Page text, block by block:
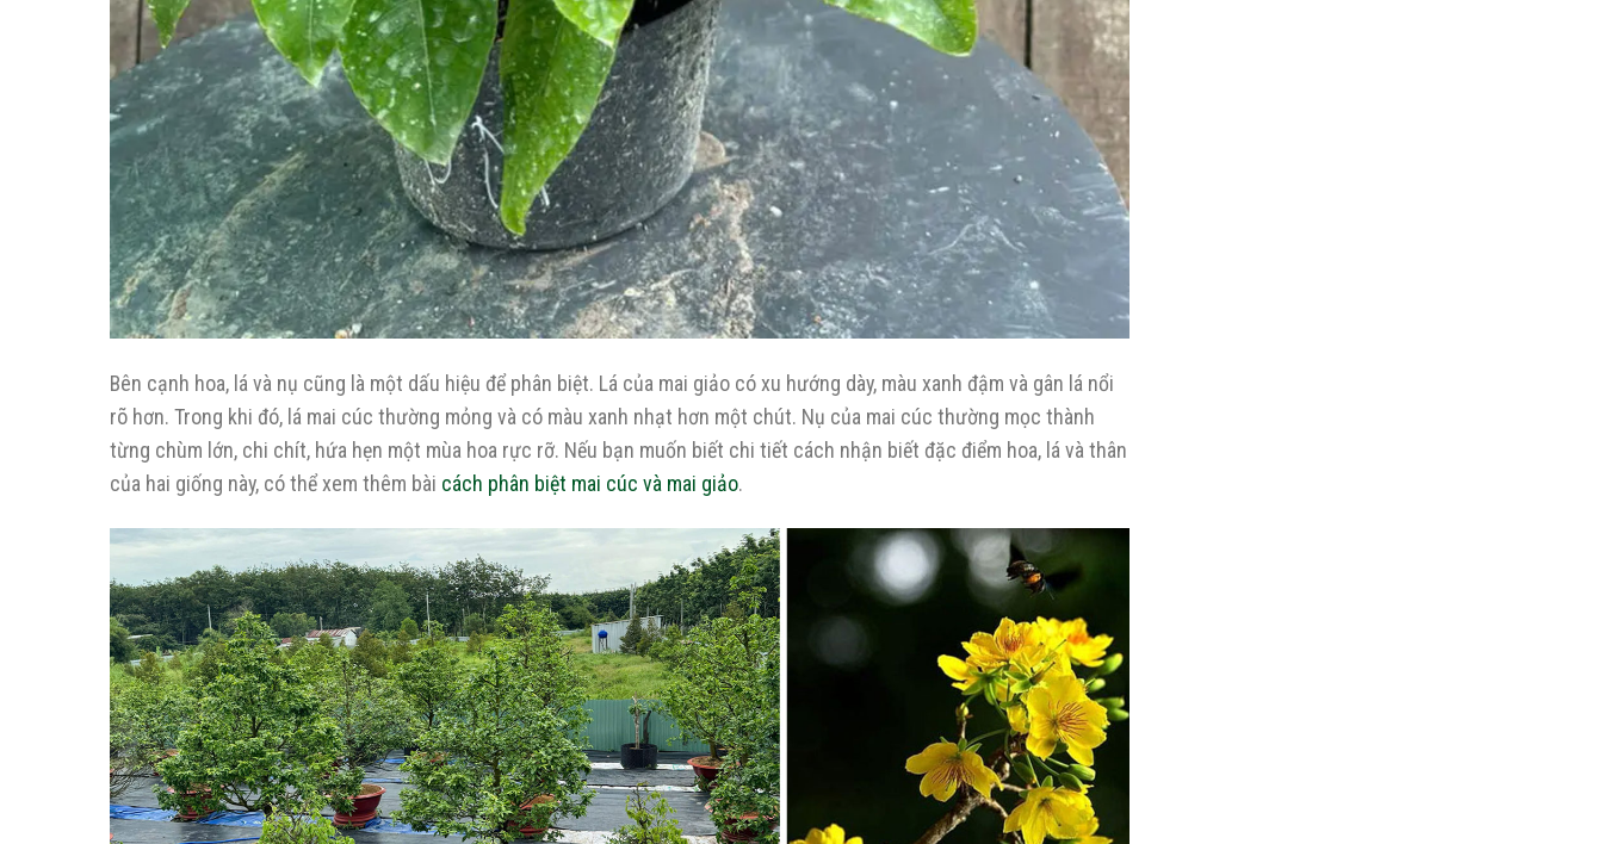
Bên cạnh hoa, lá và nụ cũng là một dấu hiệu để phân biệt. Lá của mai giảo có xu hướng dày, màu xanh đậm và gân lá nổi
rõ hơn. Trong khi đó, lá mai cúc thường mỏng và có màu xanh nhạt hơn một chút. Nụ của mai cúc thường mọc thành
từng chùm lớn, chi chít, hứa hẹn một mùa hoa rực rỡ. Nếu bạn muốn biết chi tiết cách nhận biết đặc điểm hoa, lá và thân
của hai giống này, có thể xem thêm bài cách phân biệt mai cúc và mai giảo.